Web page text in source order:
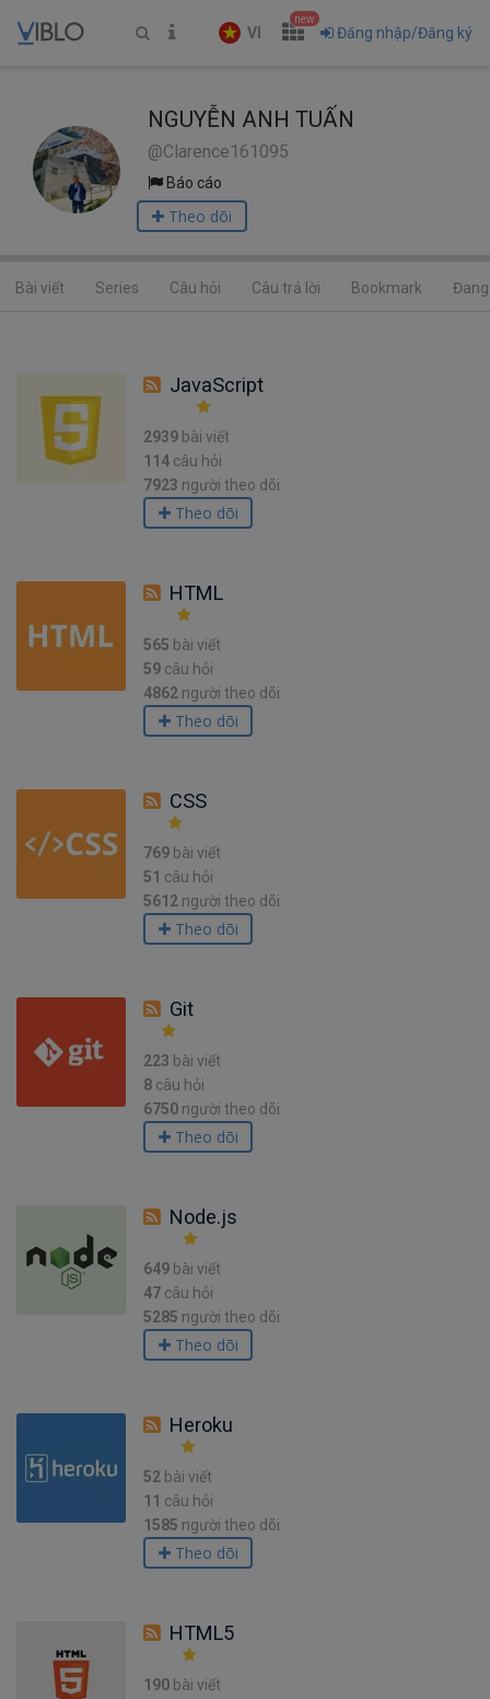
VI
new
Đăng nhập/Đăng ký
NGUYỄN ANH TUẤN
@Clarence161095
Báo cáo
Theo dõi
Bài viết Series Câu hỏi Câu trả lời Bookmark
JavaScript
2939 bài viết
114 câu hỏi
7923 người theo dõi
Theo dõi
HTML
565 bài viết
59 câu hỏi
4862 người theo dõi
Theo dõi
CSS
769 bài viết
51 câu hỏi
5612 người theo dõi
Theo dõi
Git
223 bài viết
8 câu hỏi
6750 người theo dõi
Theo dõi
Node.js
649 bài viết
47 câu hỏi
5285 người theo dõi
Theo dõi
Heroku
52 bài viết
11 câu hỏi
1585 người theo dõi
Theo dõi
HTML5
190 bài viết